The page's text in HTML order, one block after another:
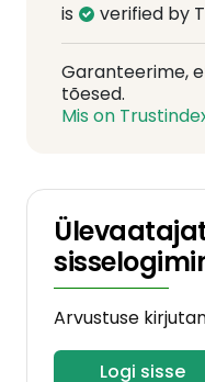
is verified by
Garanteerime,
tõesed.
Mis on
Arvustuse
Logi sisse